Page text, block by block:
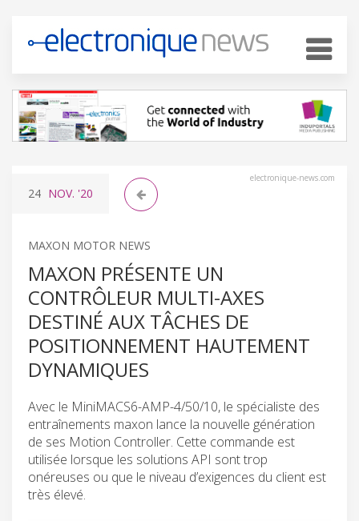
electronique-news.com
24 NOV. '20
MAXON MOTOR NEWS
MAXON PRÉSENTE UN
CONTRÔLEUR MULTI-AXES
DESTINÉ AUX TÂCHES DE
POSITIONNEMENT HAUTEMENT
DYNAMIQUES
Avec le MiniMACS6-AMP-4/50/10, le spécialiste des
entraînements maxon lance la nouvelle génération
de ses Motion Controller. Cette commande est
utilisée lorsque les solutions API sont trop
onéreuses ou que le niveau d’exigences du client est
très élevé.